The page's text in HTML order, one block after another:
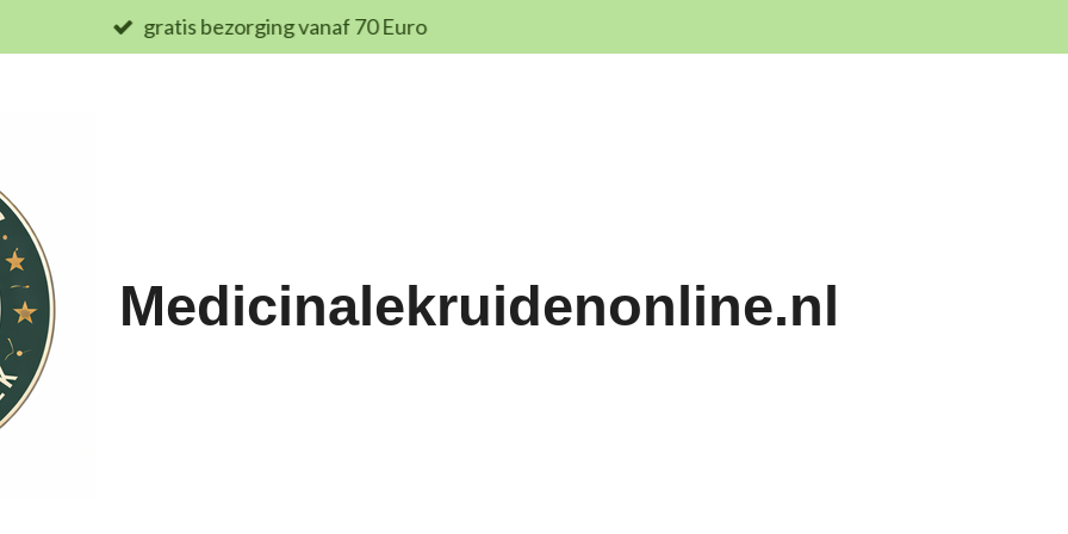
gratis bezorging vanaf 70 Euro
Medicinalekruidenonline.nl